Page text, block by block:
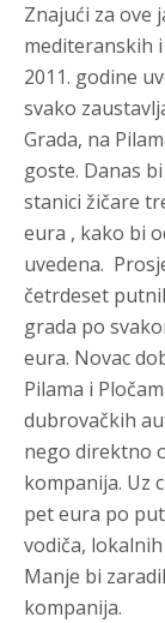
Znajući za ove
mediteranskih
2011. godine
svako
Grada, na
goste. Danas
stanici žičare
eura , kako bi
uvedena.
četrdeset
grada po
eura. Novac
Pilama i
dubrovačkih
nego direktno
kompanija. Uz
pet eura po
vodiča,
Manje bi
kompanija.